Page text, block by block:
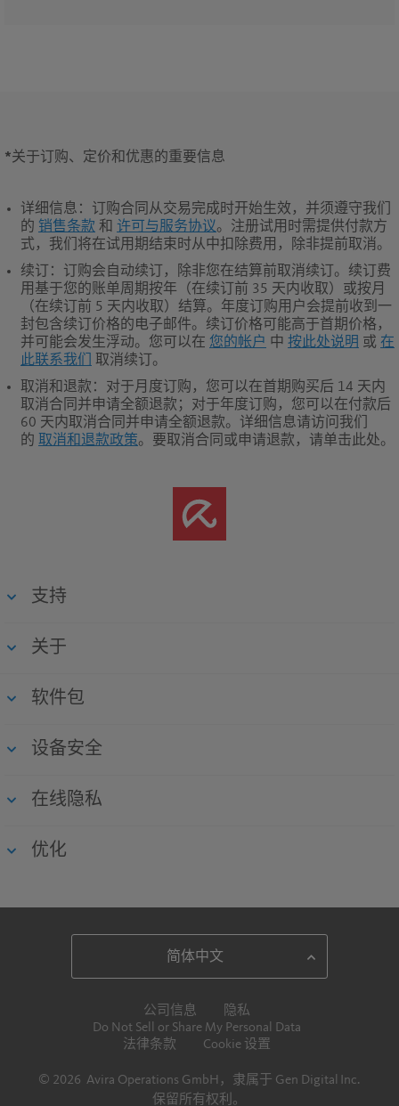
*关于订购、定价和优惠的重要信息
详细信息 ：订购合同从交易完成时开始生效，并须遵守我们
的 销售条款 和 许可与服务协议。注册试用时需提供付款方
式，我们将在试用期结束时从中扣除费用，除非提前取消。
续订
：订购会自动续订，除非您在结算前取消续订。续订费
用基于您的账单周期按年（在续订前 35 天内收取）或按月
（在续订前 5 天内收取）结算。年度订购用户会提前收到一
封包含续订价格的电子邮件。续订价格可能高于首期价格，
并可能会发生浮动。您可以在 您的帐户 中 按此处说明 或 在
此联系我们
取消续订。
取消和退款 ：对于月度订购，您可以在首期购买后 14 天内
取消合同并申请全额退款；对于年度订购，您可以在付款后
60 天内取消合同并申请全额退款。 详细信息请访问我们
的 取消和退款政策。要取消合同或申请退款，请单击此处。
支持
关于
软件包
设备安全
在线隐私
优化
© 2026 Avira Operations GmbH，隶属于 Gen Digital Inc.
保留所有权利。
公司信息
隐私
Do Not Sell or Share My Personal Data
法律条款
Cookie 设置